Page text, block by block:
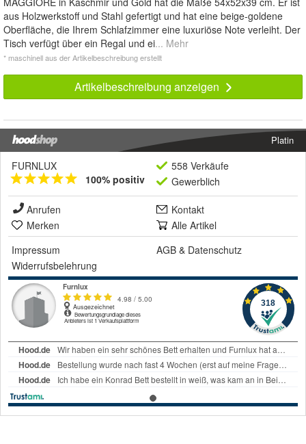
aus Holzwerkstoff und Stahl gefertigt und hat eine beige-goldene
Oberfläche, die Ihrem Schlafzimmer eine luxuriöse Note verleiht. Der
Tisch verfügt über ein Regal und ei... Mehr
* maschinell aus der Artikelbeschreibung erstellt
Artikelbeschreibung anzeigen
Platin
FURNLUX
100% positiv
558 Verkäufe
Gewerblich
Anrufen
Kontakt
Merken
Alle Artikel
Impressum
AGB & Datenschutz
Widerrufsbelehrung